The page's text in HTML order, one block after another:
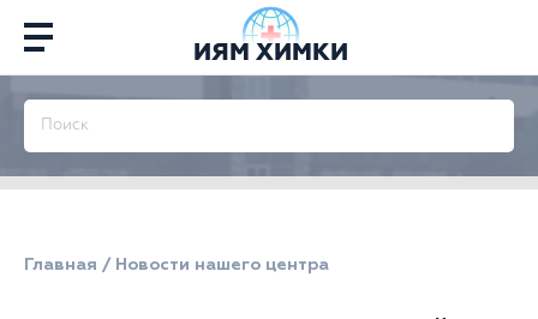
ИЯМ ХИМКИ
Главная / Новости нашего центра